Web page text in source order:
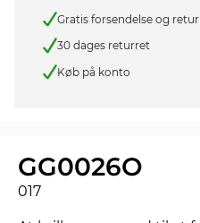
Gratis forsendelse og
30 dages returret
Køb på konto
GG0026O
017